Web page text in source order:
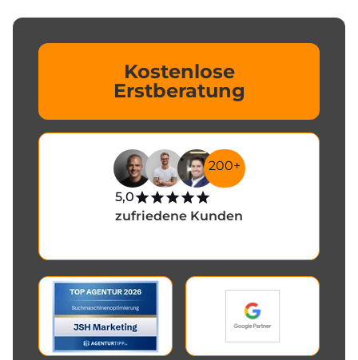
Kostenlose
Erstberatung
200+
5,0
zufriedene Kunden